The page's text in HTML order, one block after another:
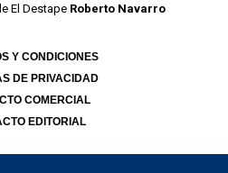
El Destape Roberto Navarro
Y CONDICIONES
DE PRIVACIDAD
COMERCIAL
EDITORIAL